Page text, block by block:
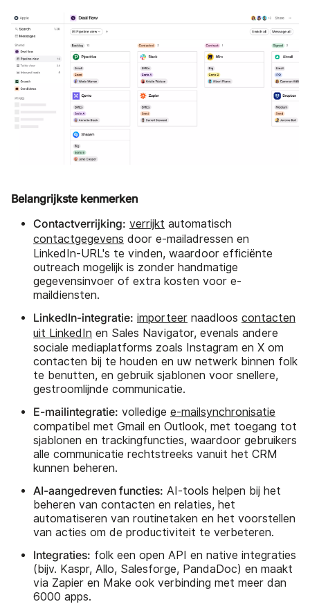
Belangrijkste kenmerken
Contactverrijking: verrijkt automatisch
contactgegevens door e-mailadressen en
LinkedIn-URL's te vinden, waardoor efficiënte
outreach mogelijk is zonder handmatige
gegevensinvoer of extra kosten voor e-
maildiensten.
LinkedIn-integratie: importeer naadloos contacten
uit LinkedIn en Sales Navigator, evenals andere
sociale mediaplatforms zoals Instagram en X om
contacten bij te houden en uw netwerk binnen folk
te benutten, en gebruik sjablonen voor snellere,
gestroomlijnde communicatie.
E-mailintegratie: volledige e-mailsynchronisatie
compatibel met Gmail en Outlook, met toegang tot
sjablonen en trackingfuncties, waardoor gebruikers
alle communicatie rechtstreeks vanuit het CRM
kunnen beheren.
AI-aangedreven functies: AI-tools helpen bij het
beheren van contacten en relaties, het
automatiseren van routinetaken en het voorstellen
van acties om de productiviteit te verbeteren.
Integraties: folk een open API en native integraties
(bijv. Kaspr, Allo, Salesforge, PandaDoc) en maakt
via Zapier en Make ook verbinding met meer dan
6000 apps.